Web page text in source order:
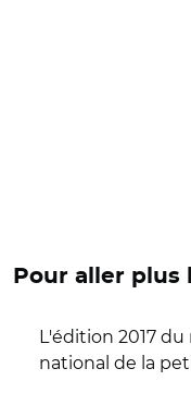
Pour aller plus
L'édition 2017
national de la